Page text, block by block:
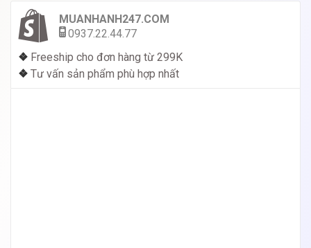
MUANHANH247.COM
0937.22.44.77
❖ Freeship cho đơn hàng từ 299K
❖ Tư vấn sản phẩm phù hợp nhất